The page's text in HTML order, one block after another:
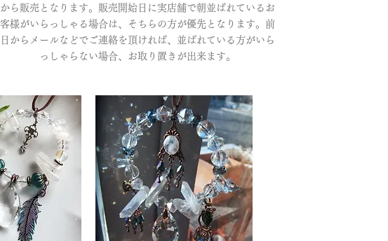
から販売となります。販売開始日に実店舗で朝並ばれているお
客様がいらっしゃる場合は、そちらの方が優先となります。前
日からメールなどでご連絡を頂ければ、並ばれている方がいら
っしゃらない場合、お取り置きが出来ます。